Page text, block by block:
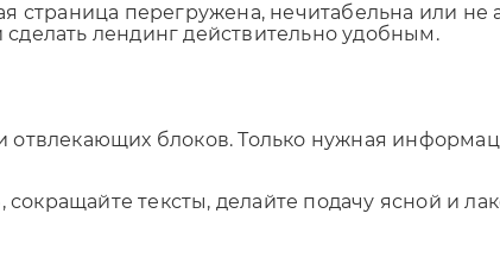
страница перегружена, нечитабельна или
лендинг действительно удобным.
блоков. Только нужная
тексты, делайте подачу ясной и